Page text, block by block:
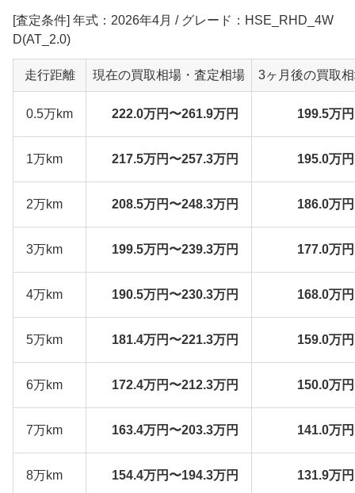
[査定条件] 年式：2026年4月 / グレード：HSE_RHD_4W
D(AT_2.0)
走行距離 現在の買取相場・査定相場 3ヶ月後の買取
0.5万km 222.0万円〜261.9万円 199.5万
1万km 217.5万円〜257.3万円 195.0万
2万km 208.5万円〜248.3万円 186.0万
3万km 199.5万円〜239.3万円 177.0万
4万km 190.5万円〜230.3万円 168.0万
5万km 181.4万円〜221.3万円 159.0万
6万km 172.4万円〜212.3万円 150.0万
7万km 163.4万円〜203.3万円 141.0万
8万km 154.4万円〜194.3万円 131.9万